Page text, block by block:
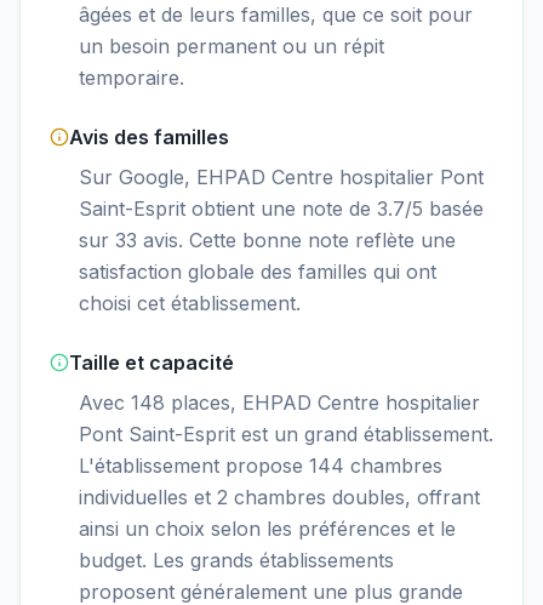
âgées et de leurs familles, que ce soit pour
un besoin permanent ou un répit
temporaire.
Avis des familles
Sur Google, EHPAD Centre hospitalier Pont
Saint-Esprit obtient une note de 3.7/5 basée
sur 33 avis. Cette bonne note reflète une
satisfaction globale des familles qui ont
choisi cet établissement.
Taille et capacité
Avec 148 places, EHPAD Centre hospitalier
Pont Saint-Esprit est un grand établissement.
L'établissement propose 144 chambres
individuelles et 2 chambres doubles, offrant
ainsi un choix selon les préférences et le
budget. Les grands établissements
proposent généralement une plus grande